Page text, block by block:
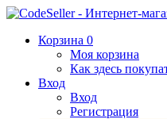
Корзина 0
Моя корзина
Как здесь
Вход
Вход
Регистрация